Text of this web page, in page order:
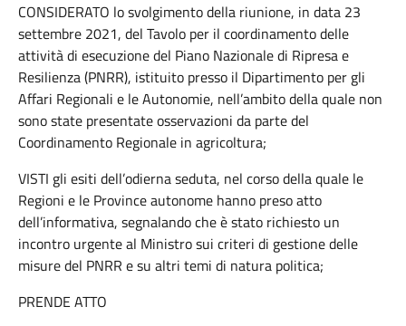
CONSIDERATO lo svolgimento della riunione, in data 23
settembre 2021, del Tavolo per il coordinamento delle
attività di esecuzione del Piano Nazionale di Ripresa e
Resilienza (PNRR), istituito presso il Dipartimento per gli
Affari Regionali e le Autonomie, nell’ambito della quale non
sono state presentate osservazioni da parte del
Coordinamento Regionale in agricoltura;
VISTI gli esiti dell’odierna seduta, nel corso della quale le
Regioni e le Province autonome hanno preso atto
dell’informativa, segnalando che è stato richiesto un
incontro urgente al Ministro sui criteri di gestione delle
misure del PNRR e su altri temi di natura politica;
PRENDE ATTO